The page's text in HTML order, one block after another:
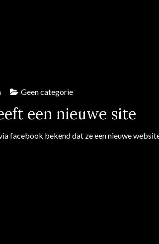
Geen categorie
een nieuwe site
facebook bekend dat ze een nieuwe